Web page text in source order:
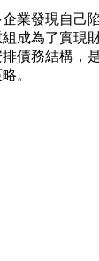
業發現自己
成為了實現
債務結構，
。